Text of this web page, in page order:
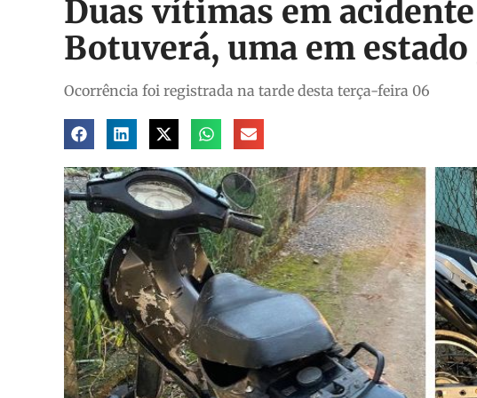
Duas vítimas em
Botuverá, uma em estado
Ocorrência foi registrada na tarde desta terça-feira 06